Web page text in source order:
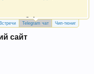
клуба!
дизелей от
Встречи Telegram чат Чип-тюниг
сайт